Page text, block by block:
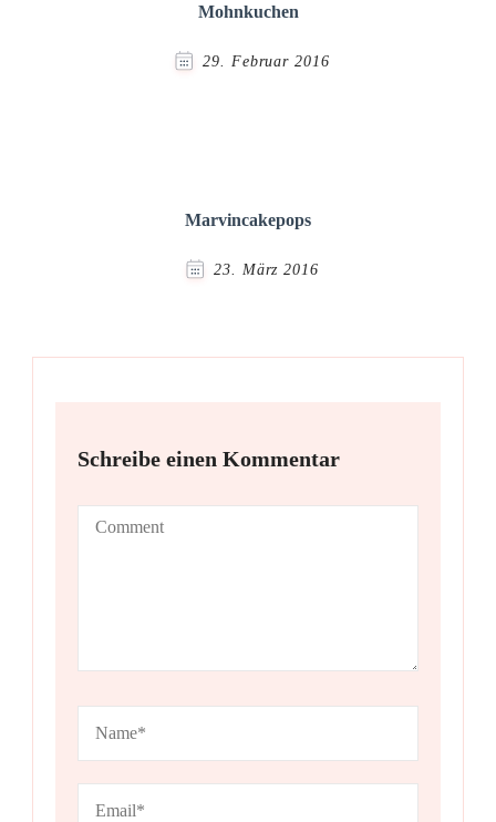
Mohnkuchen
29. Februar 2016
Marvincakepops
23. März 2016
Schreibe einen Kommentar